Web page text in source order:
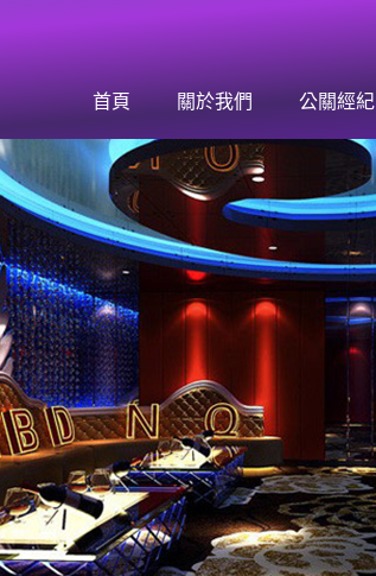
首頁 關於我們 公關經紀